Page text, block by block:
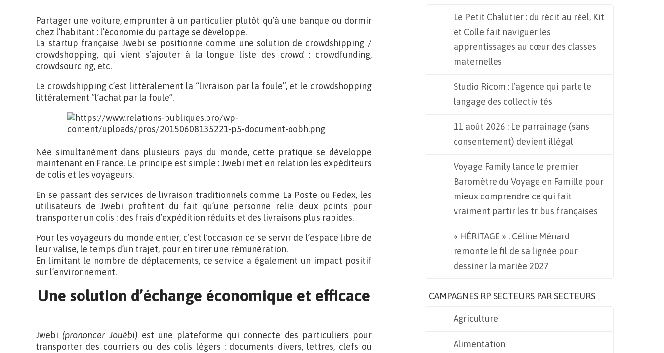
Partager une voiture, emprunter à un particulier plutôt qu’à une banque ou dormir
chez l’habitant : l’économie du partage se développe.
La startup française Jwebi se positionne comme une solution de crowdshipping /
crowdshopping, qui vient s’ajouter à la longue liste des crowd : crowdfunding,
crowdsourcing, etc.
Le crowdshipping c’est littéralement la “livraison par la foule”, et le crowdshopping
littéralement “l’achat par la foule”.
Née simultanément dans plusieurs pays du monde, cette pratique se développe
maintenant en France. Le principe est simple : Jwebi met en relation les expéditeurs
de colis et les voyageurs.
En se passant des services de livraison traditionnels comme La Poste ou Fedex, les
utilisateurs de Jwebi profitent du fait qu’une personne relie deux points pour
transporter un colis : des frais d’expédition réduits et des livraisons plus rapides.
Pour les voyageurs du monde entier, c’est l’occasion de se servir de l’espace libre de
leur valise, le temps d’un trajet, pour en tirer une rémunération.
En limitant le nombre de déplacements, ce service a également un impact positif
sur l’environnement.
Une solution d’échange économique et efficace
Jwebi (prononcer Jouébi) est une plateforme qui connecte des particuliers pour
transporter des courriers ou des colis légers : documents divers, lettres, clefs ou
Le Petit Chalutier : du récit au réel, Kit
et Colle fait naviguer les
apprentissages au cœur des classes
maternelles
Studio Ricom : l’agence qui parle le
langage des collectivités
11 août 2026 : Le parrainage (sans
consentement) devient illégal
Voyage Family lance le premier
Baromètre du Voyage en Famille pour
mieux comprendre ce qui fait
vraiment partir les tribus françaises
« HÉRITAGE » : Céline Ménard
remonte le fil de sa lignée pour
dessiner la mariée 2027
CAMPAGNES RP SECTEURS PAR SECTEURS
Agriculture
Alimentation